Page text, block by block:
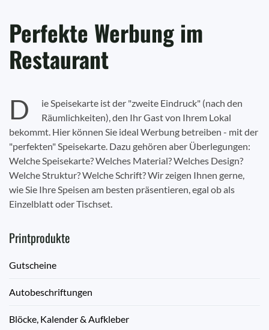
Perfekte Werbung im
Restaurant
D
ie Speisekarte ist der "zweite Eindruck" (nach den
Räumlichkeiten), den Ihr Gast von Ihrem Lokal
bekommt. Hier können Sie ideal Werbung betreiben - mit der
"perfekten" Speisekarte. Dazu gehören aber Überlegungen:
Welche Speisekarte? Welches Material? Welches Design?
Welche Struktur? Welche Schrift? Wir zeigen Ihnen gerne,
wie Sie Ihre Speisen am besten präsentieren, egal ob als
Einzelblatt oder Tischset.
Printprodukte
Gutscheine
Autobeschriftungen
Blöcke, Kalender & Aufkleber